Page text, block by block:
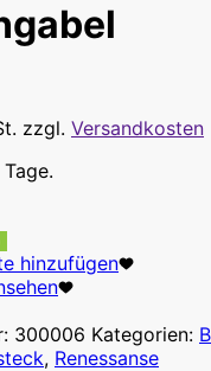
zzgl. Versandkosten
hinzufügen
300006 Kategorien:
, Renessanse